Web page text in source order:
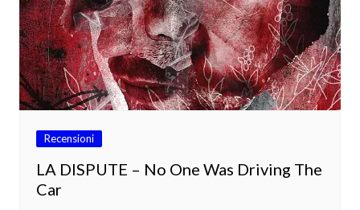
Recensioni
LA DISPUTE – No One Was Driving The
Car